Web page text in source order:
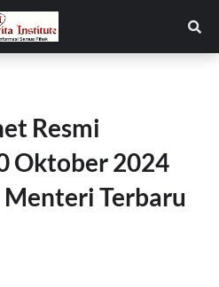
Resmi
Oktober 2024
Terbaru